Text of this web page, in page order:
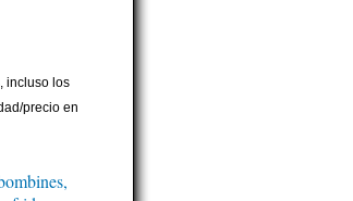
incluso los
precio en